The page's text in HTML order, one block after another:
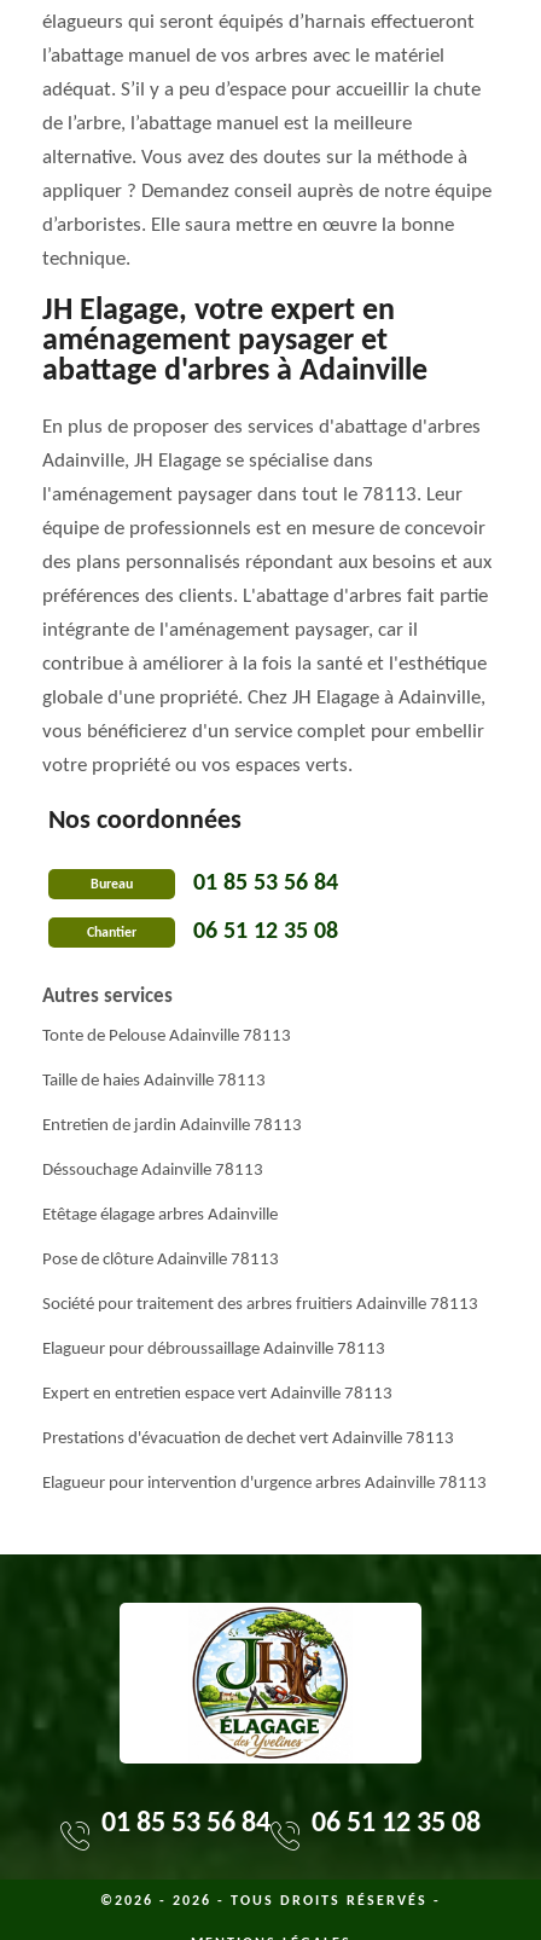
élagueurs qui seront équipés d’harnais effectueront
l’abattage manuel de vos arbres avec le matériel
adéquat. S’il y a peu d’espace pour accueillir la chute
de l’arbre, l’abattage manuel est la meilleure
alternative. Vous avez des doutes sur la méthode à
appliquer ? Demandez conseil auprès de notre équipe
d’arboristes. Elle saura mettre en œuvre la bonne
technique.
JH Elagage, votre expert en
aménagement paysager et
abattage d'arbres à Adainville
En plus de proposer des services d'abattage d'arbres
Adainville, JH Elagage se spécialise dans
l'aménagement paysager dans tout le 78113. Leur
équipe de professionnels est en mesure de concevoir
des plans personnalisés répondant aux besoins et aux
préférences des clients. L'abattage d'arbres fait partie
intégrante de l'aménagement paysager, car il
contribue à améliorer à la fois la santé et l'esthétique
globale d'une propriété. Chez JH Elagage à Adainville,
vous bénéficierez d'un service complet pour embellir
votre propriété ou vos espaces verts.
Nos coordonnées
Bureau 01 85 53 56 84
Chantier 06 51 12 35 08
Autres services
Tonte de Pelouse Adainville 78113
Taille de haies Adainville 78113
Entretien de jardin Adainville 78113
Déssouchage Adainville 78113
Etêtage élagage arbres Adainville
Pose de clôture Adainville 78113
Société pour traitement des arbres fruitiers Adainville 78113
Elagueur pour débroussaillage Adainville 78113
Expert en entretien espace vert Adainville 78113
Prestations d'évacuation de dechet vert Adainville 78113
Elagueur pour intervention d'urgence arbres Adainville 78113
01 85 53 56 84 06 51 12 35 08
©2026 - 2026 - TOUS DROITS RÉSERVÉS -